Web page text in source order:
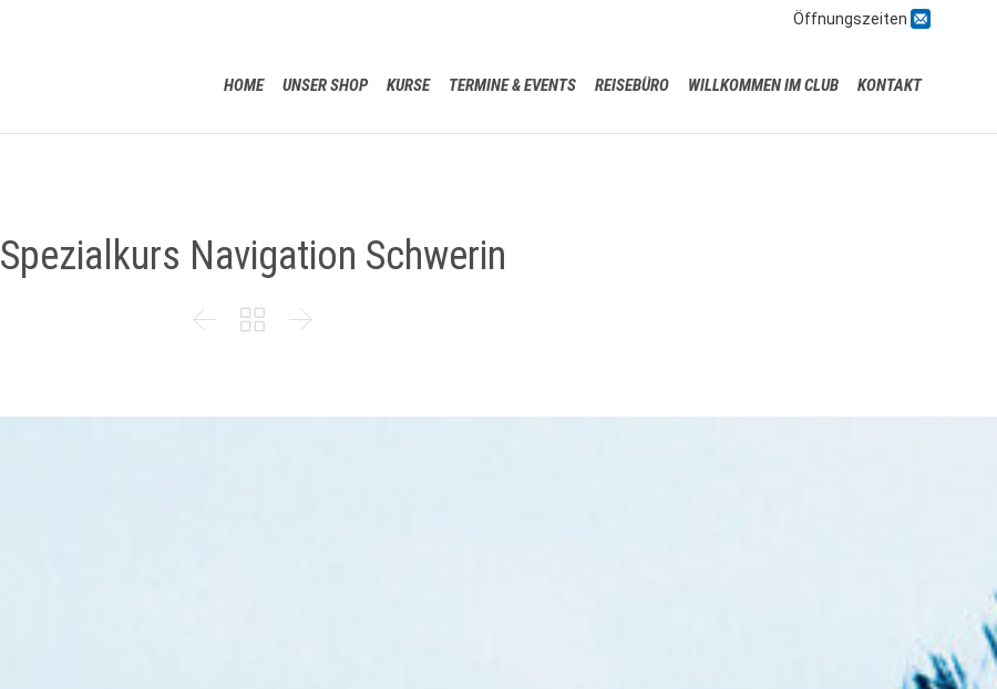
Öffnungszeiten 
HOME UNSER SHOP KURSE TERMINE & EVENTS REISEBÜRO WILLKOMMEN IM CLUB KONTAKT
Spezialkurs Navigation Schwerin
  